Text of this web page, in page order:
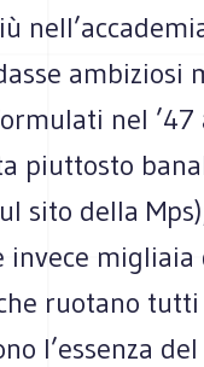
ambiziosi
nel ’47
piuttosto
sito della
ruotano
l’essenza